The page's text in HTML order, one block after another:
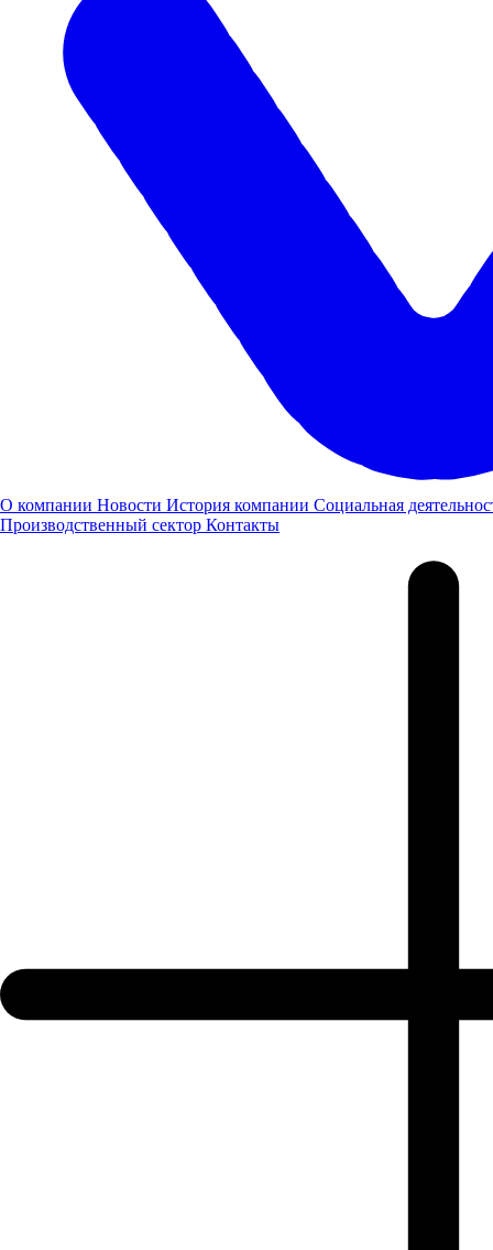
О компании Новости История компании Социальная
Производственный сектор Контакты
NN". Участники забега смогли не только оценить стильный
дизайн автомобиля, но и узнать его характеристики и